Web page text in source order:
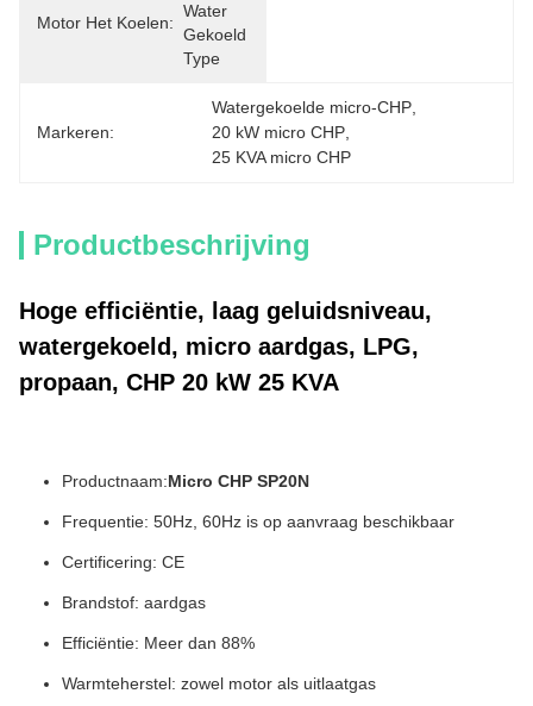
Motor Het Koelen:
Water
Gekoeld
Type
Markeren:
Watergekoelde micro-CHP
20 kW micro CHP
25 KVA micro CHP
Productbeschrijving
Hoge efficiëntie, laag geluidsniveau,
watergekoeld, micro aardgas, LPG,
propaan, CHP 20 kW 25 KVA
Productnaam:Micro CHP SP20N
Frequentie: 50Hz, 60Hz is op aanvraag beschikbaar
Certificering: CE
Brandstof: aardgas
Efficiëntie: Meer dan 88%
Warmteherstel: zowel motor als uitlaatgas